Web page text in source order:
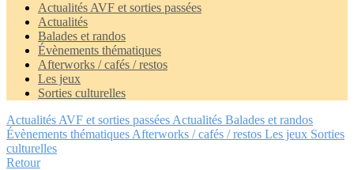
Actualités AVF et sorties passées
Actualités
Balades et randos
Évènements thématiques
Afterworks / cafés / restos
Les jeux
Sorties culturelles
Actualités AVF et sorties passées Actualités Balades et randos
Évènements thématiques Afterworks / cafés / restos Les jeux Sorties
culturelles
Retour